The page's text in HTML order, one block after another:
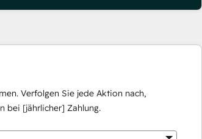
Verfolgen Sie jede Aktion nach,
bei [jährlicher] Zahlung.